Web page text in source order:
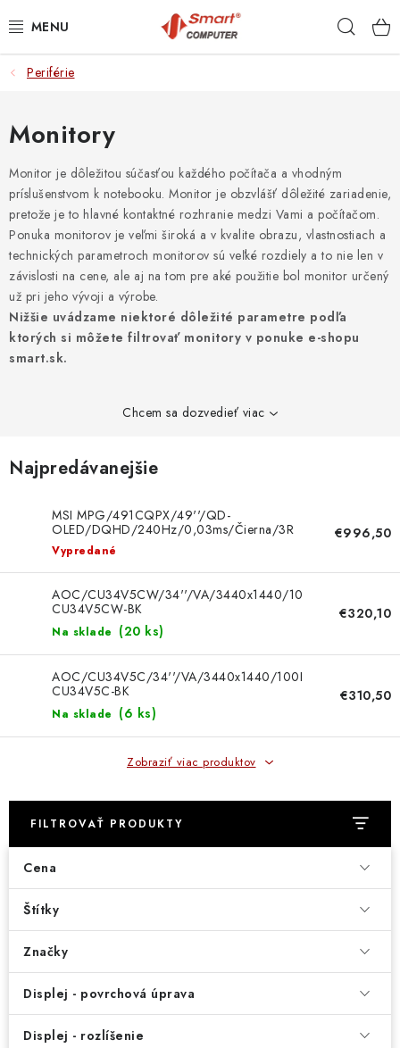
na
NOTEBOOKY
MOBILNÉ ZARIADENIA
PC A KOMPONENTY
PERIFÉRIE
TLAČIARNE
SIETE
ELEKTRONIKA
: OBĽÚBENÉ PRODUKTY
: TOP PRODUKTY
: NOVÉ PRODUKTY
ZNAČKY
Odstúpenie od zmluvy
Periférie
Monitory
Monitor je dôležitou súčasťou každého počítača a vhodným
príslušenstvom k notebooku. Monitor je obzvlášť dôležité zariadenie,
pretože je to hlavné kontaktné rozhranie medzi Vami a počítačom.
Ponuka monitorov je veľmi široká a v kvalite obrazu, vlastnostiach a
technických parametroch monitorov sú veľké rozdiely a to nie len v
závislosti na cene, ale aj na tom pre aké použitie bol monitor určený
už pri jeho vývoji a výrobe.
Nižšie uvádzame niektoré dôležité parametre podľa
ktorých si môžete filtrovať monitory v ponuke e-shopu
smart.sk.
Chcem sa dozvedieť viac
Najpredávanejšie
MSI MPG/491CQPX/49''/QD-
OLED/DQHD/240Hz/0,03ms/Čierna/3R
MPG 491CQPX QD-OLED
Vypredané
€996,50
AOC/CU34V5CW/34''/VA/3440x1440/100Hz/1ms/Black/
CU34V5CW-BK
Na sklade (20 ks)
€320,10
AOC/CU34V5C/34''/VA/3440x1440/100Hz/1ms/Black/
CU34V5C-BK
Na sklade (6 ks)
€310,50
Zobraziť viac produktov
FILTROVAŤ PRODUKTY
Cena
Štítky
Značky
Displej - povrchová úprava
Displej - rozlíšenie